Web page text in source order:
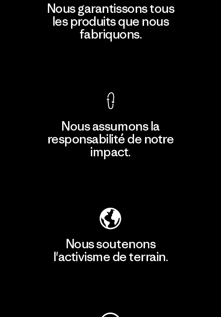
Nous garantissons tous
les produits que nous
fabriquons.
Nous assumons la
responsabilité de notre
impact.
Nous soutenons
l'activisme de terrain.